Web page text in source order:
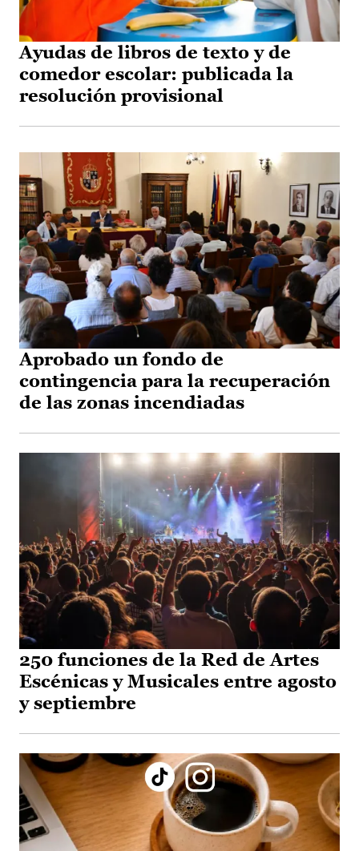
Ayudas de libros de texto y de
comedor escolar: publicada la
resolución provisional
Aprobado un fondo de
contingencia para la recuperación
de las zonas incendiadas
250 funciones de la Red de Artes
Escénicas y Musicales entre agosto
y septiembre